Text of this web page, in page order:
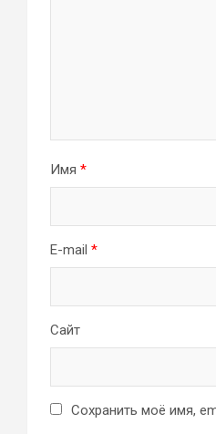
Имя *
E-mail *
Сайт
Сохранить моё имя,